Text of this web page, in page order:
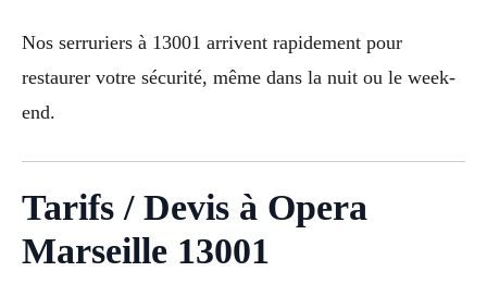
Nos serruriers à 13001 arrivent rapidement pour
restaurer votre sécurité, même dans la nuit ou le week-
end.
Tarifs / Devis à Opera
Marseille 13001